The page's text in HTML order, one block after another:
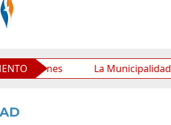
La Municipalidad de